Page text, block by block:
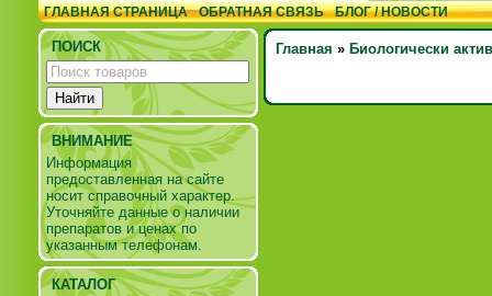
ГЛАВНАЯ СТРАНИЦА ОБРАТНАЯ СВЯЗЬ БЛОГ / НОВОСТИ
ПОИСК
ВНИМАНИЕ
Информация
предоставленная на сайте
носит справочный характер.
Уточняйте данные о наличии
препаратов и ценах по
указанным телефонам.
КАТАЛОГ
Главная » Биологически